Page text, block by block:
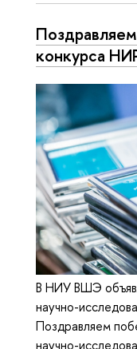
конкурса
В НИУ ВШЭ
научно-
Поздравляем
научно-